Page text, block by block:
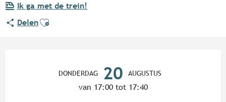
Ik ga met de trein!
DelenAjouter aux favoris
DONDERDAG 20 AUGUSTUS
van 17:00 tot 17:40